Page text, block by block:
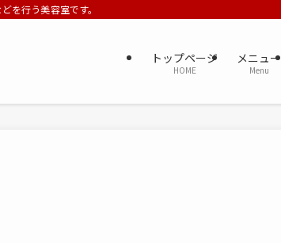
を行う美容室です。
トップページ
HOME
メニュー
Menu